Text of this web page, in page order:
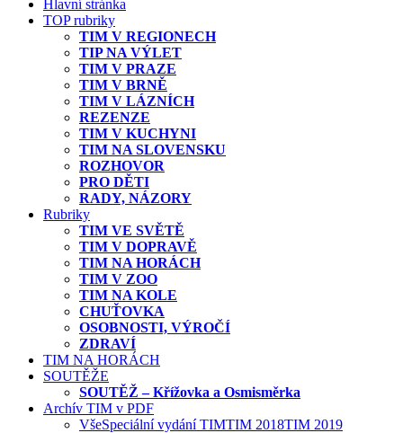
Hlavní stránka
TOP rubriky
TIM V REGIONECH
TIP NA VÝLET
TIM V PRAZE
TIM V BRNĚ
TIM V LÁZNÍCH
REZENZE
TIM V KUCHYNI
TIM NA SLOVENSKU
ROZHOVOR
PRO DĚTI
RADY, NÁZORY
Rubriky
TIM VE SVĚTĚ
TIM V DOPRAVĚ
TIM NA HORÁCH
TIM V ZOO
TIM NA KOLE
CHUŤOVKA
OSOBNOSTI, VÝROČÍ
ZDRAVÍ
TIM NA HORÁCH
SOUTĚŽE
SOUTĚŽ – Křížovka a Osmisměrka
Archív TIM v PDF
VšeSpeciální vydání TIMTIM 2018TIM 2019